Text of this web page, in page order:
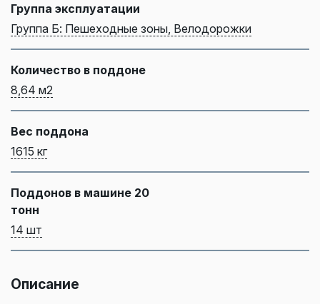
Группа эксплуатации
Группа Б: Пешеходные зоны, Велодорожки
Количество в поддоне
8,64 м2
Вес поддона
1615 кг
Поддонов в машине 20
тонн
14 шт
Описание